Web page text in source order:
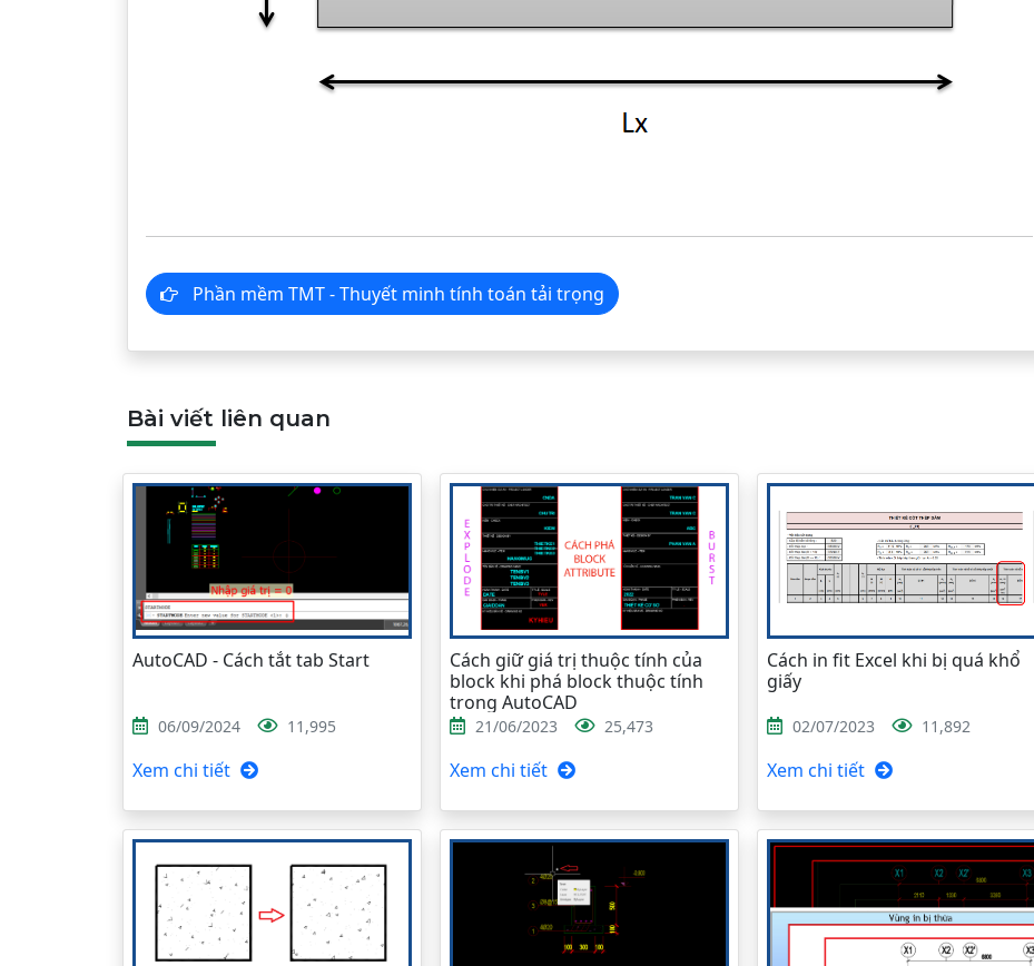
Phần mềm TMT - Thuyết minh tính toán tải trọng
Bài viết liên quan
AutoCAD - Cách tắt tab Start
06/09/2024 11,995
Xem chi tiết
Cách giữ giá trị thuộc tính của
block khi phá block thuộc tính
trong AutoCAD
21/06/2023 25,473
Xem chi tiết
Cách in fit Excel khi bị quá khổ
giấy
02/07/2023 11,892
Xem chi tiết